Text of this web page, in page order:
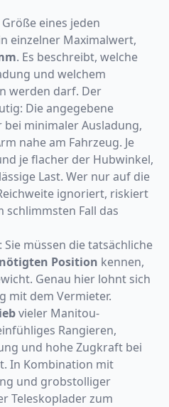
eines jeden
einzelner Maximalwert,
. Es beschreibt, welche
und welchem
werden darf. Der
Die angegebene
minimaler Ausladung,
nahe am Fahrzeug. Je
je flacher der Hubwinkel,
Last. Wer nur auf die
ignoriert, riskiert
schlimmsten Fall das
müssen die tatsächliche
Position kennen,
Genau hier lohnt sich
mit dem Vermieter.
vieler Manitou-
Rangieren,
und hohe Zugkraft bei
In Kombination mit
und grobstolliger
Teleskoplader zum